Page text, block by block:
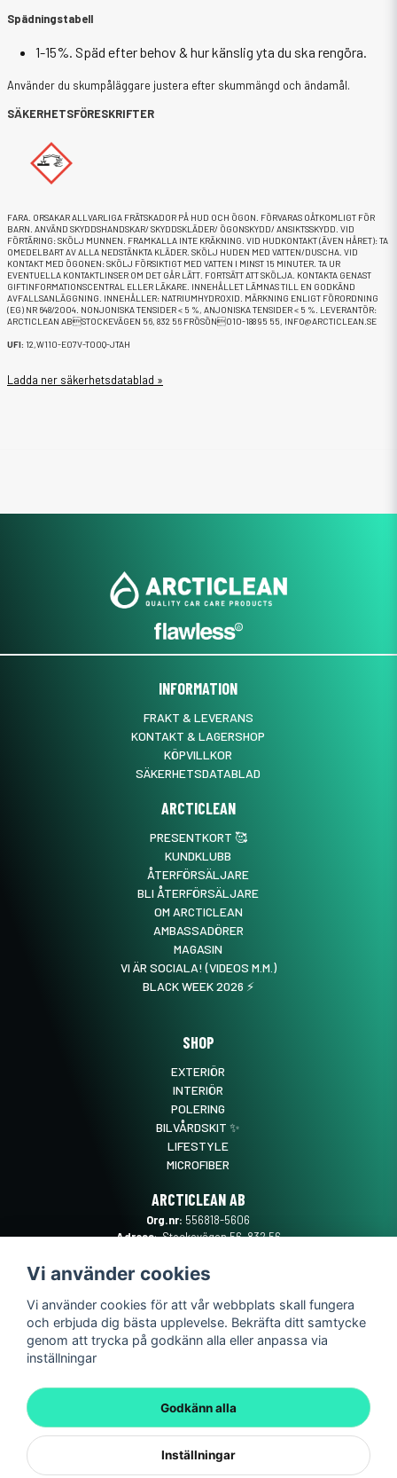
Spädningstabell
1-15%. Späd efter behov & hur känslig yta du ska rengöra.
Använder du skumpåläggare justera efter skummängd och ändamål.
SÄKERHETSFÖRESKRIFTER
FARA. ORSAKAR ALLVARLIGA FRÄTSKADOR PÅ HUD OCH ÖGON. FÖRVARAS OÅTKOMLIGT FÖR
BARN. ANVÄND SKYDDSHANDSKAR/ SKYDDSKLÄDER/ ÖGONSKYDD/ ANSIKTSSKYDD. VID
FÖRTÄRING: SKÖLJ MUNNEN. FRAMKALLA INTE KRÄKNING. VID HUDKONTAKT (ÄVEN HÅRET): TA
OMEDELBART AV ALLA NEDSTÄNKTA KLÄDER. SKÖLJ HUDEN MED VATTEN/DUSCHA. VID
KONTAKT MED ÖGONEN: SKÖLJ FÖRSIKTIGT MED VATTEN I MINST 15 MINUTER. TA UR
EVENTUELLA KONTAKTLINSER OM DET GÅR LÄTT. FORTSÄTT ATT SKÖLJA. KONTAKTA GENAST
GIFTINFORMATIONSCENTRAL ELLER LÄKARE. INNEHÅLLET LÄMNAS TILL EN GODKÄND
AVFALLSANLÄGGNING. INNEHÅLLER: NATRIUMHYDROXID. MÄRKNING ENLIGT FÖRORDNING
(EG) NR 648/2004. NONJONISKA TENSIDER < 5 %, ANJONISKA TENSIDER < 5 %. LEVERANTÖR:
ARCTICLEAN ABSTOCKEVÄGEN 56, 832 56 FRÖSÖN010-188 95 55, INFO@ARCTICLEAN.SE
UFI: 12,W110-E07V-T00Q-JTAH
Ladda ner säkerhetsdatablad »
INFORMATION
FRAKT & LEVERANS
KONTAKT & LAGERSHOP
KÖPVILLKOR
SÄKERHETSDATABLAD
ARCTICLEAN
PRESENTKORT 🥰
KUNDKLUBB
ÅTERFÖRSÄLJARE
BLI ÅTERFÖRSÄLJARE
OM ARCTICLEAN
AMBASSADÖRER
MAGASIN
VI ÄR SOCIALA! (VIDEOS M.M.)
BLACK WEEK 2026 ⚡️
SHOP
EXTERIÖR
INTERIÖR
POLERING
BILVÅRDSKIT ✨
LIFESTYLE
MICROFIBER
ARCTICLEAN AB
Org.nr: 556818-5606
Adress: Stockevägen 56, 832 56
Mail :SUPPORT@ARCTICLEAN.SE
Vi använder cookies
Vi använder cookies för att vår webbplats skall fungera
och erbjuda dig bästa upplevelse. Bekräfta ditt samtycke
genom att trycka på godkänn alla eller anpassa via
inställningar
Godkänn alla
Inställningar